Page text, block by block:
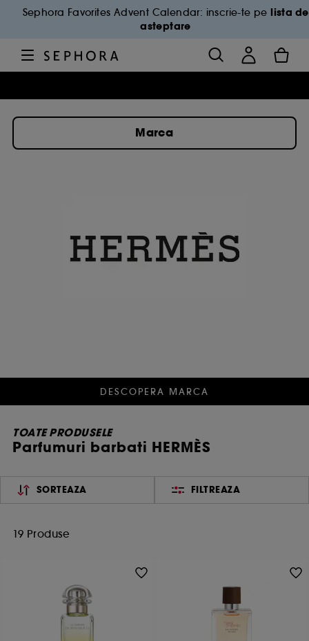
Sephora Favorites Advent Calendar: inscrie-te pe lista de
asteptare
Marca
DESCOPERA MARCA
TOATE PRODUSELE
Parfumuri barbati HERMÈS
SORTEAZA FILTREAZA
19 Produse